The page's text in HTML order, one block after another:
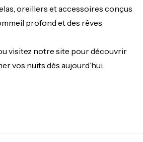
oreillers et accessoires conçus
profond et des rêves
visitez notre site pour découvrir
vos nuits dès aujourd’hui.